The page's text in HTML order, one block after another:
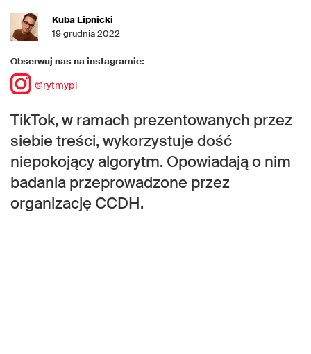
Kuba Lipnicki
19 grudnia 2022
Obserwuj nas na instagramie:
@rytmypl
TikTok, w ramach prezentowanych przez
siebie treści, wykorzystuje dość
niepokojący algorytm. Opowiadają o nim
badania przeprowadzone przez
organizację CCDH.